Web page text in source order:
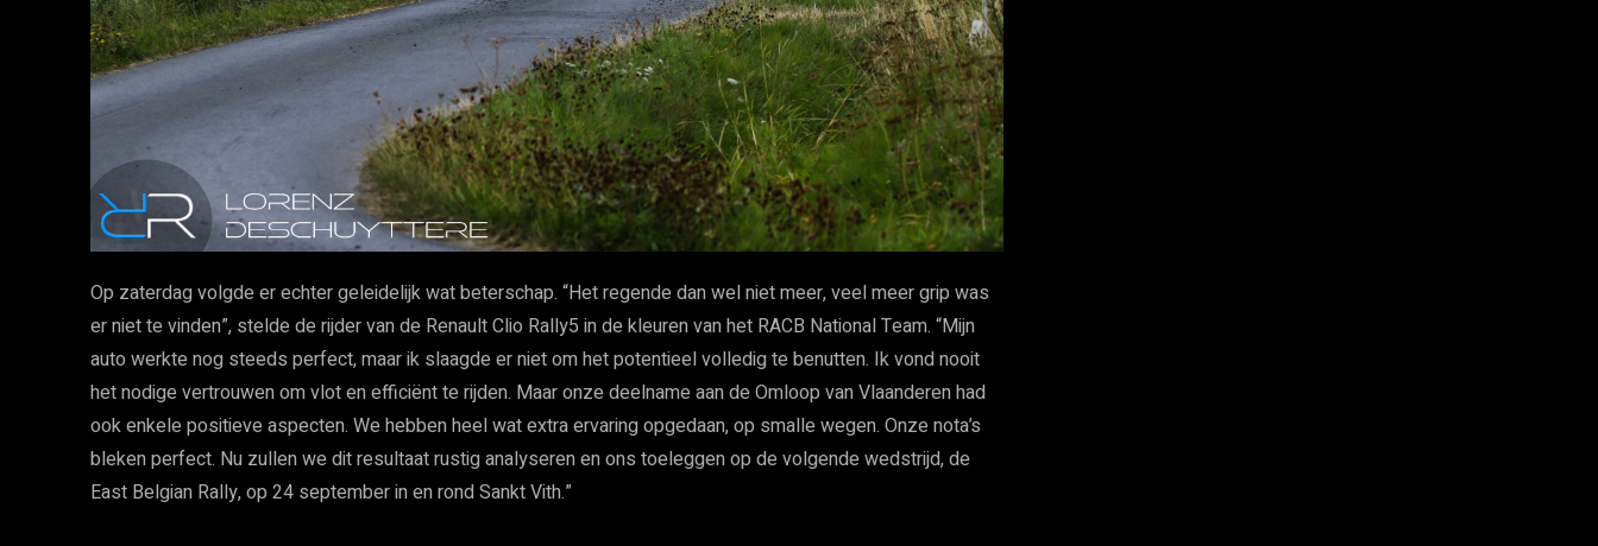
Op zaterdag volgde er echter geleidelijk wat beterschap. “Het regende dan wel niet meer, veel meer grip was
er niet te vinden”, stelde de rijder van de Renault Clio Rally5 in de kleuren van het RACB National Team. “Mijn
auto werkte nog steeds perfect, maar ik slaagde er niet om het potentieel volledig te benutten. Ik vond nooit
het nodige vertrouwen om vlot en efficiënt te rijden. Maar onze deelname aan de Omloop van Vlaanderen had
ook enkele positieve aspecten. We hebben heel wat extra ervaring opgedaan, op smalle wegen. Onze nota’s
bleken perfect. Nu zullen we dit resultaat rustig analyseren en ons toeleggen op de volgende wedstrijd, de
East Belgian Rally, op 24 september in en rond Sankt Vith.”